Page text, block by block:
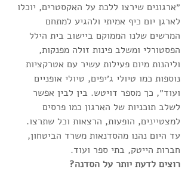
״ארגונים שירצו ללכת על האקסטרים, יוכלו
לארגן יום כיף אמיתי ולהגיע למתחם
המרשים שלנו הממוקם ביישוב בית הילל
הפסטורלי ומשלב פינות זולה מפנקות,
וליהנות מיום פעילות עשיר עם אטרקציות
נוספות כמו טיולי ג׳יפים, טיולי אופניים
ועוד״, כך מספר דויטש. בין לבין אפשר
לשלב תוכניות של הארגון כמו פרסים
למצטיינים, הופעות, הרצאות וכל שתרצו.
עד היום נהנו מהסדנאות משרד הביטחון,
חברות הייטק, בתי ספר ועוד.
רוצים לדעת יותר על הסדנה?